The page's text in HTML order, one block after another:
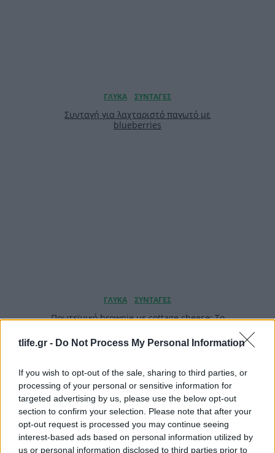
tlife.gr - Do Not Process My Personal Information
If you wish to opt-out of the sale, sharing to third parties, or
processing of your personal or sensitive information for
targeted advertising by us, please use the below opt-out
section to confirm your selection. Please note that after your
opt-out request is processed you may continue seeing
interest-based ads based on personal information utilized by
us or personal information disclosed to third parties prior to
Συνταγή για λαχταριστό παγωτό με
blueberries
Πρωτεϊνικό brownie με cottage cheese: Το
και μηδενικές θερμίδες